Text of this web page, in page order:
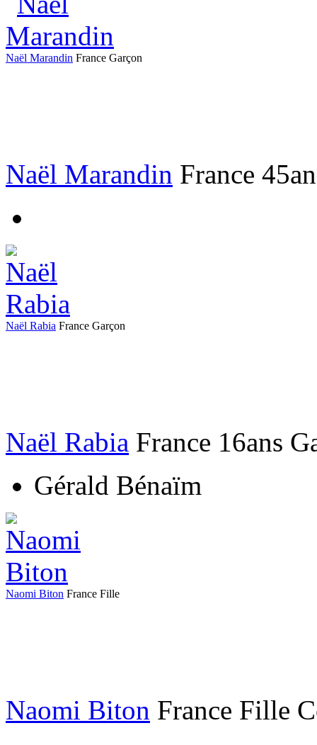
Naël Marandin France Garçon
Naël Marandin France
Naël Rabia France Garçon
Naël Rabia France 16ans
Gérald Bénaïm
Naomi Biton France Fille
Naomi Biton France Fille